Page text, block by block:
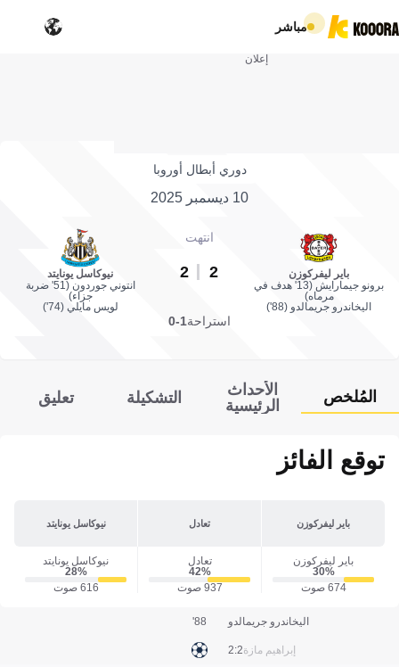
مباشر
إعلان
دوري أبطال أوروبا
10 ديسمبر 2025
باير ليفركوزن
برونو جيمارايش (13' هدف في
مرماه)
اليخاندرو جريمالدو (88')
انتهت
2
2
نيوكاسل يونايتد
انتوني جوردون (51' ضربة
جزاء)
لويس مايلي (74')
استراحة1-0
المُلخص
الأحداث
الرئيسية
التشكيلة تعليق
توقع الفائز
باير ليفركوزن تعادل نيوكاسل يونايتد
باير ليفركوزن
30‎%‎
674 صوت
تعادل
42‎%‎
937 صوت
نيوكاسل يونايتد
28‎%‎
616 صوت
اليخاندرو جريمالدو
إبراهيم مازة2:2
88'